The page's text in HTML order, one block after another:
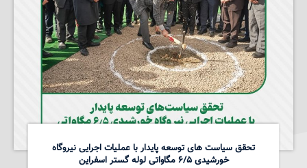
تحقق سیاست های توسعه پایدار با عملیات اجرایی نیروگاه
خورشیدی ۶/۵ مگاواتی لوله گستر اسفراین